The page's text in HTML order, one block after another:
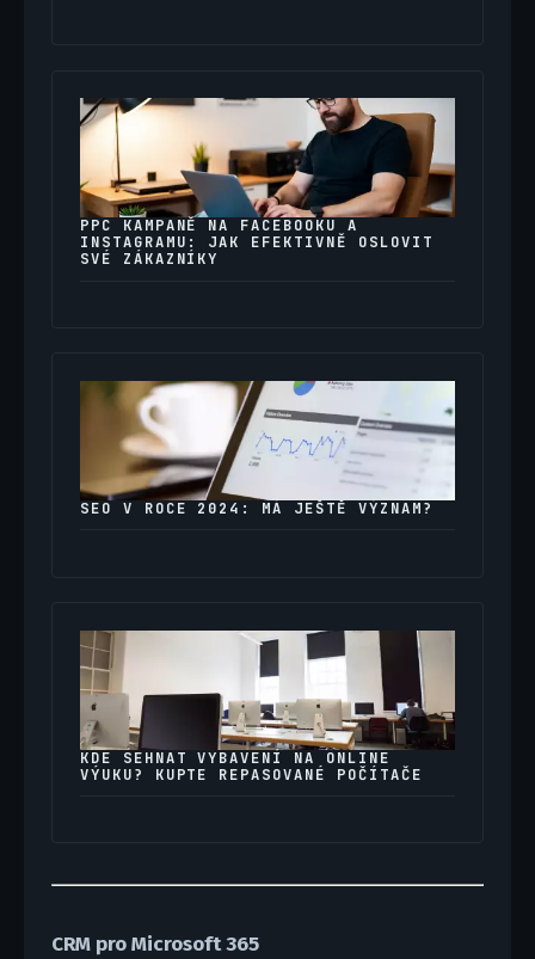
PPC KAMPANĚ NA FACEBOOKU A
INSTAGRAMU: JAK EFEKTIVNĚ OSLOVIT
SVÉ ZÁKAZNÍKY
SEO V ROCE 2024: MÁ JEŠTĚ VÝZNAM?
KDE SEHNAT VYBAVENÍ NA ONLINE
VÝUKU? KUPTE REPASOVANÉ POČÍTAČE
CRM pro Microsoft 365